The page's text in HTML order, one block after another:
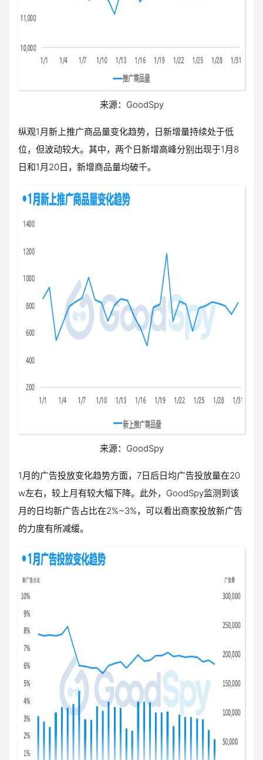
来源：GoodSpy
纵观1月新上推广商品量变化趋势，日新增量持续处于低
位，但波动较大。其中，两个日新增高峰分别出现于1月8
日和1月20日，新增商品量均破千。
来源：GoodSpy
1月的广告投放变化趋势方面，7日后日均广告投放量在20
w左右，较上月有较大幅下降。此外，GoodSpy监测到该
月的日均新广告占比在2%~3%，可以看出商家投放新广告
的力度有所减缓。